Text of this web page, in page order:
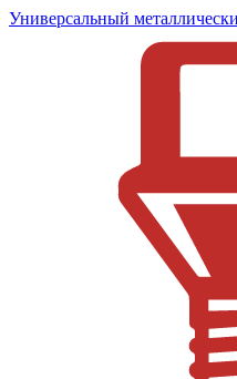
Универсальный